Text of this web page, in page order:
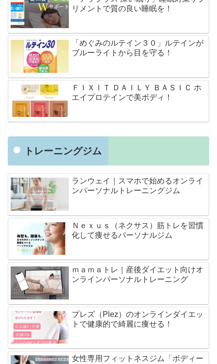
リメントで質の良い睡眠を！
「めぐみのルテイン３０」ルテインが
ブルーライトから目を守る！
ＦＩＸＩＴ ＤＡＩＬＹ ＢＡＳＩＣ ホ
エイプロテインで美ボディ！
トレーニングジム
ランウェイ｜スマホで始めるオンライ
ンパーソナルトレーニングジム
Ｎｅｘｕｓ（ネクサス）筋トレを習慣
化して痩せるパーソナルジム
ｍａｍａトレ｜産後ダイエット向けオ
ンラインパーソナルトレーニング
プレズ（Plez）のオンラインダイエッ
トで健康的で綺麗に痩せる！
女性専用フィットネスジム「ボディー